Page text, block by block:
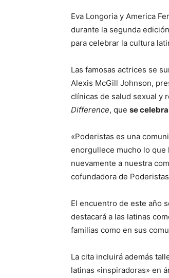
Eva Longoria y America
durante la segunda
para celebrar la cultura
Las famosas actrices se
Alexis McGill Johnson,
clínicas de salud sexual y
Difference, que se
«Poderistas es una
enorgullece mucho lo que
nuevamente a nuestra
cofundadora de
El encuentro de este año
destacará a las latinas
familias como en sus
La cita incluirá además
latinas «inspiradoras» en